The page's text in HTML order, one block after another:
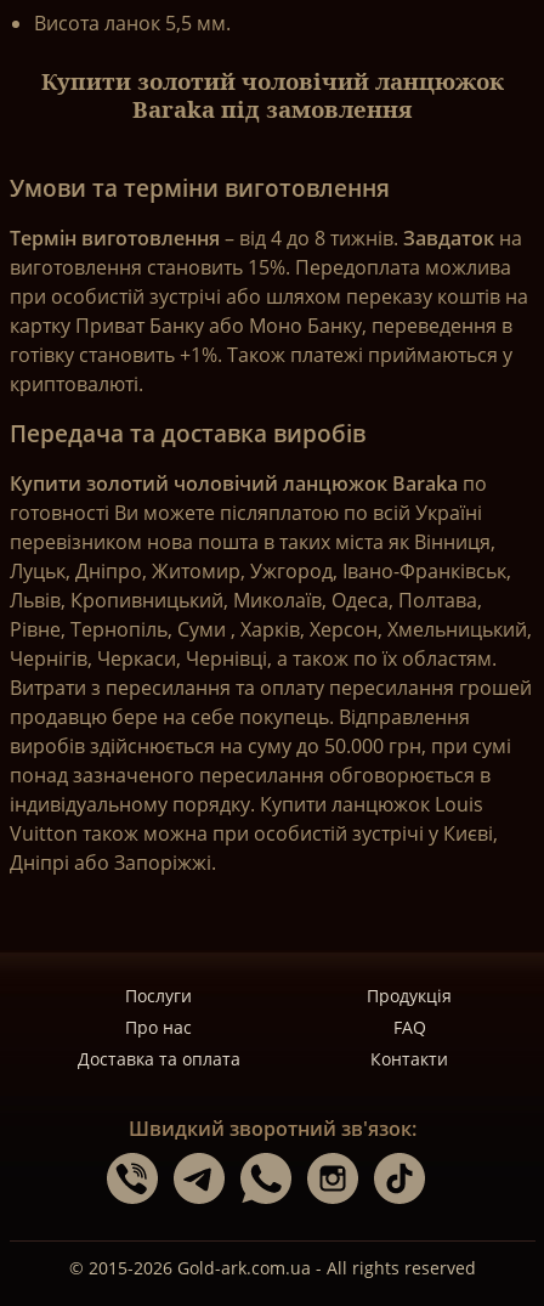
Висота ланок 5,5 мм.
Купити золотий чоловічий ланцюжок
Baraka під замовлення
Умови та терміни виготовлення
Термін виготовлення – від 4 до 8 тижнів. Завдатокна
виготовлення становить 15%. Передоплата можлива
при особистій зустрічі або шляхом переказу коштів на
картку Приват Банку або Моно Банку, переведення в
готівку становить +1%. Також платежі приймаються у
криптовалюті.
Передача та доставка виробів
Купити золотий чоловічий ланцюжок Baraka по
готовності Ви можете післяплатою по всій Україні
перевізником нова пошта в таких міста як Вінниця,
Луцьк, Дніпро, Житомир, Ужгород, Івано-Франківськ,
Львів, Кропивницький, Миколаїв, Одеса, Полтава,
Рівне, Тернопіль, Суми , Харків, Херсон, Хмельницький,
Чернігів, Черкаси, Чернівці, а також по їх областям.
Витрати з пересилання та оплату пересилання грошей
продавцю бере на себе покупець. Відправлення
виробів здійснюється на суму до 50.000 грн, при сумі
понад зазначеного пересилання обговорюється в
індивідуальному порядку. Купити ланцюжок Louis
Vuitton також можна при особистій зустрічі у Києві,
Дніпрі або Запоріжжі.
Послуги
Продукція
Про нас
FAQ
Доставка та оплата
Контакти
Швидкий зворотний зв'язок:
© 2015-2026 Gold-ark.com.ua - All rights reserved